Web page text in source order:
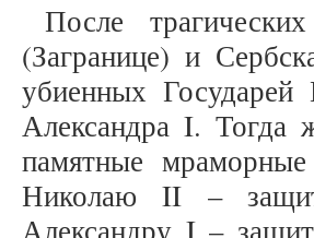
После
(Загранице) и
убиенных
Александра I. Тогда
памятные
Николаю II –